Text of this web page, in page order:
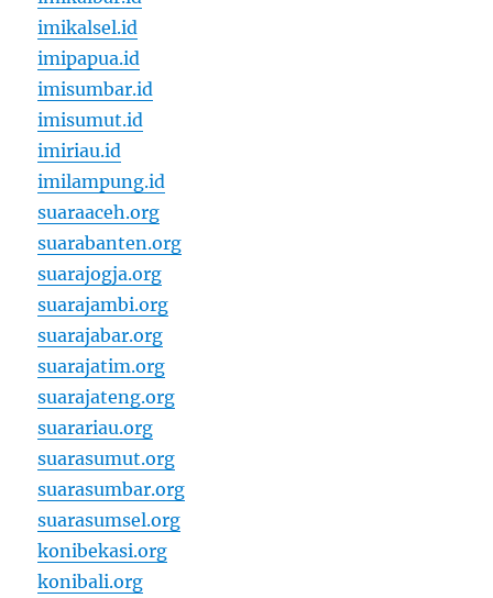
imikalsel.id
imipapua.id
imisumbar.id
imisumut.id
imiriau.id
imilampung.id
suaraaceh.org
suarabanten.org
suarajogja.org
suarajambi.org
suarajabar.org
suarajatim.org
suarajateng.org
suarariau.org
suarasumut.org
suarasumbar.org
suarasumsel.org
konibekasi.org
konibali.org